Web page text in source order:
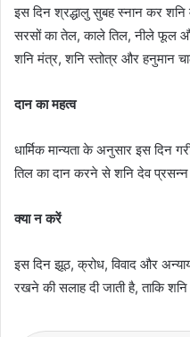
इस दिन श्रद्धालु सुबह स्नान कर
सरसों का तेल, काले तिल, नीले फूल
शनि मंत्र, शनि स्तोत्र और हनुमान
दान का महत्व
धार्मिक मान्यता के अनुसार इस
तिल का दान करने से शनि देव प्रसन्न
क्या न करें
इस दिन झूठ, क्रोध, विवाद और
रखने की सलाह दी जाती है, ताकि